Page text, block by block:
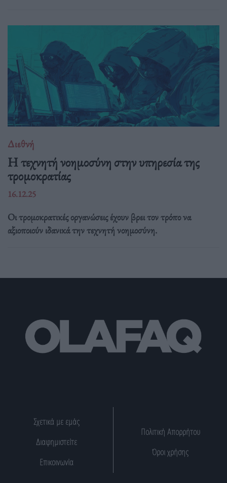
Διεθνή
Η τεχνητή νοημοσύνη στην υπηρεσία της
τρομοκρατίας
16.12.25
Οι τρομοκρατικές οργανώσεις έχουν βρει τον τρόπο να
αξιοποιούν ιδανικά την τεχνητή νοημοσύνη.
Σχετικά με εμάς
Διαφημιστείτε
Επικοινωνία
Πολιτική Απορρήτου
Όροι χρήσης